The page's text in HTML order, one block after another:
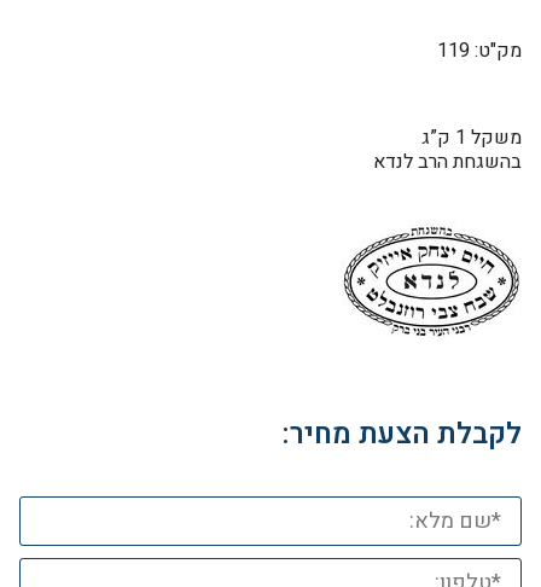
מק"ט: 119
משקל 1 ק”ג
בהשגחת הרב לנדא
לקבלת הצעת מחיר: